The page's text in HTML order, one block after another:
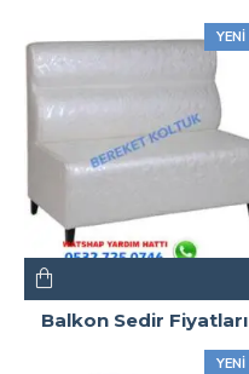
YENI
Balkon Sedir Fiyatları
YENI